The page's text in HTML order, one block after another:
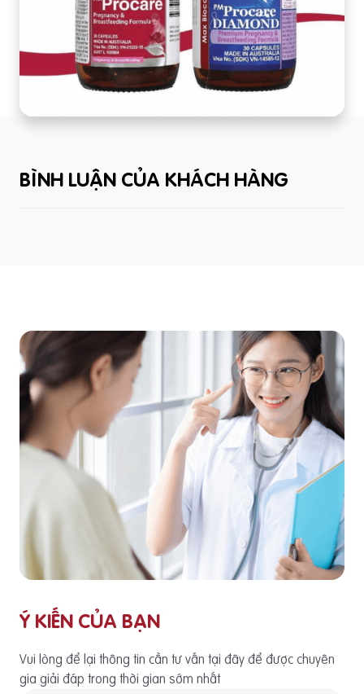
BÌNH LUẬN CỦA KHÁCH HÀNG
Ý KIẾN CỦA BẠN
Vui lòng để lại thông tin cần tư vấn tại đây để được chuyên
gia giải đáp trong thời gian sớm nhất